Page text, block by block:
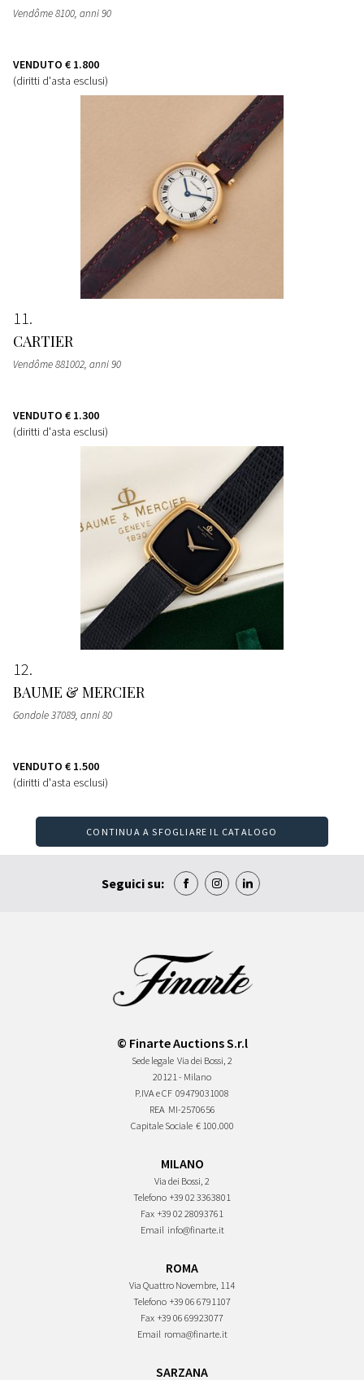
Vendôme 8100, anni 90
VENDUTO € 1.800
(diritti d'asta esclusi)
11
CARTIER
Vendôme 881002, anni 90
VENDUTO € 1.300
(diritti d'asta esclusi)
12
BAUME & MERCIER
Gondole 37089, anni 80
VENDUTO € 1.500
(diritti d'asta esclusi)
CONTINUA A SFOGLIARE IL CATALOGO
Seguici su:
© Finarte Auctions S.r.l
Sede legale Via dei Bossi, 2
20121 - Milano
P.IVA e CF 09479031008
REA MI-2570656
Capitale Sociale € 100.000
MILANO
Via dei Bossi, 2
Telefono +39 02 3363801
Fax +39 02 28093761
Email info@finarte.it
ROMA
Via Quattro Novembre, 114
Telefono +39 06 6791107
Fax +39 06 69923077
Email roma@finarte.it
SARZANA